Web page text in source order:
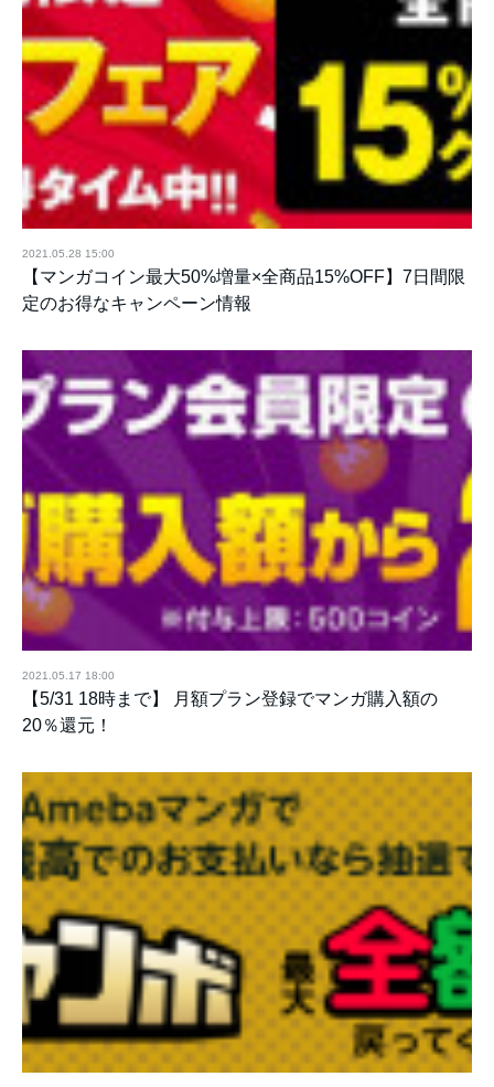
2021.05.28 15:00
【マンガコイン最大50%増量×全商品15%OFF】7日間限
定のお得なキャンペーン情報
2021.05.17 18:00
【5/31 18時まで】 月額プラン登録でマンガ購入額の
20％還元！